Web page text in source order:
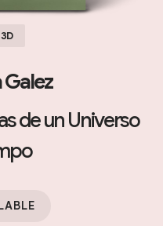
de un Universo